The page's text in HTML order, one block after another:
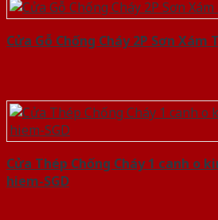
Cửa Gỗ Chống Cháy 2P Sơn Xám
Cửa Thép Chống Cháy 1 canh o
hiem-SGD